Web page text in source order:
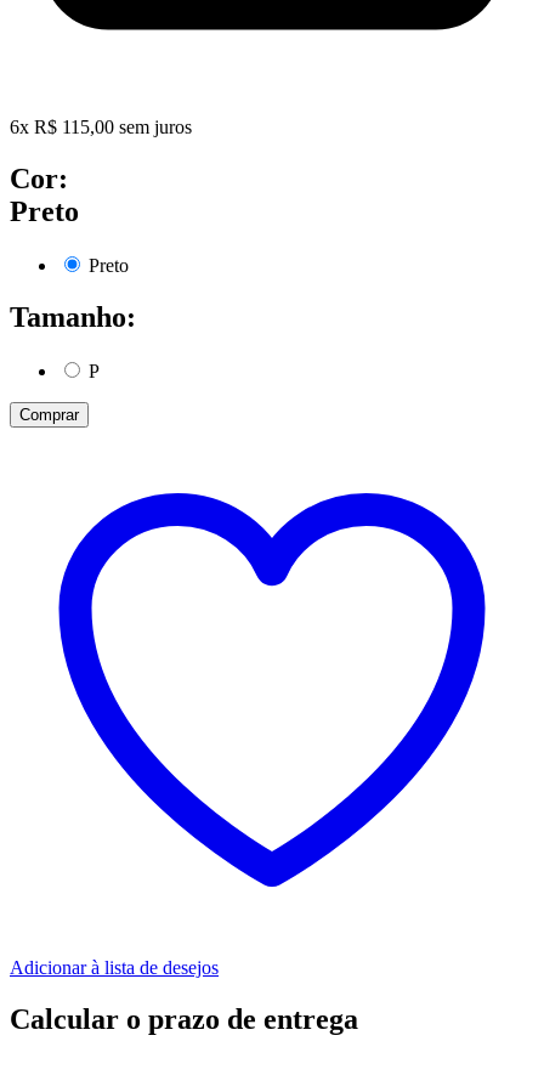
6x R$ 115,00 sem juros
Cor:
Preto
Preto
Tamanho:
P
Comprar
Adicionar à lista de desejos
Calcular o prazo de entrega